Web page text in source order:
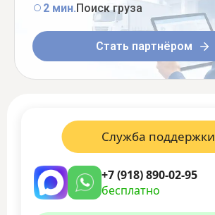
2 мин.Поиск груза
Стать партнёром
Служба поддержки
+7 (918) 890-02-95
бесплатно